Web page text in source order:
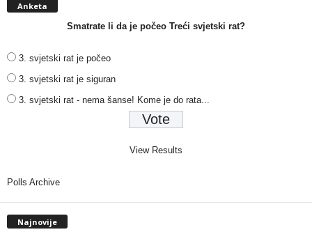
Anketa
Smatrate li da je počeo Treći svjetski rat?
3. svjetski rat je počeo
3. svjetski rat je siguran
3. svjetski rat - nema šanse! Kome je do rata...
View Results
Polls Archive
Najnovije